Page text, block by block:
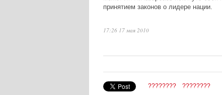
принятием законов о лидере нации.
17:26 17 мая 2010
???????? ????????